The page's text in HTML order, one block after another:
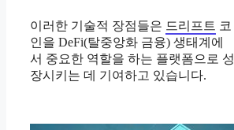
이러한 기술적 장점들은 드리프트 코
인을 DeFi(탈중앙화 금융) 생태계에
서 중요한 역할을 하는 플랫폼으로 성
장시키는 데 기여하고 있습니다.